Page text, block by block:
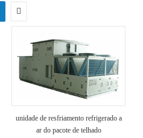
unidade de resfriamento refrigerado a
ar do pacote de telhado